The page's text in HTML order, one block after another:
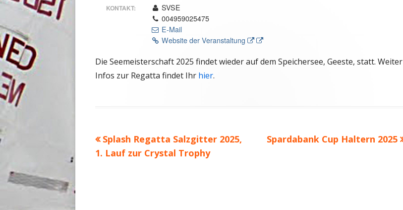
KONTAKT:
SVSE
004959025475
E-Mail
Website der Veranstaltung
Die Seemeisterschaft 2025 findet wieder auf dem Speichersee, Geeste, statt. Weiter
Infos zur Regatta findet Ihr hier.
Beitrags-
Navigation
Vorheriger
Beitrag:
Splash Regatta Salzgitter 2025,
1. Lauf zur Crystal Trophy
Nächster
Spardabank Cup Haltern 2025